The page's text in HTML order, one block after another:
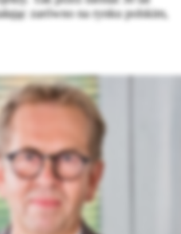
zarówno na rynku polskim,